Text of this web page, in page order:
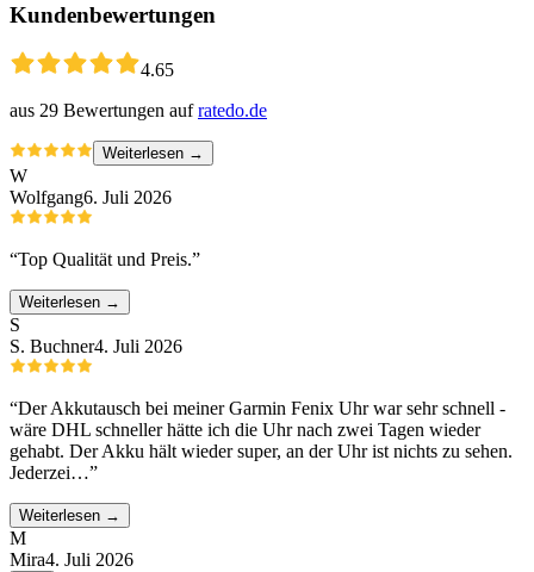
Kundenbewertungen
4.65
aus 29 Bewertungen auf ratedo.de
Weiterlesen →
W
Wolfgang6. Juli 2026
“Top Qualität und Preis.”
Weiterlesen →
S
S. Buchner4. Juli 2026
“Der Akkutausch bei meiner Garmin Fenix Uhr war sehr schnell -
wäre DHL schneller hätte ich die Uhr nach zwei Tagen wieder
gehabt. Der Akku hält wieder super, an der Uhr ist nichts zu sehen.
Jederzei…”
Weiterlesen →
M
Mira4. Juli 2026